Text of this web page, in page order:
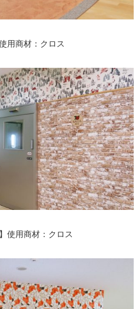
用商材：クロス
用商材：クロス